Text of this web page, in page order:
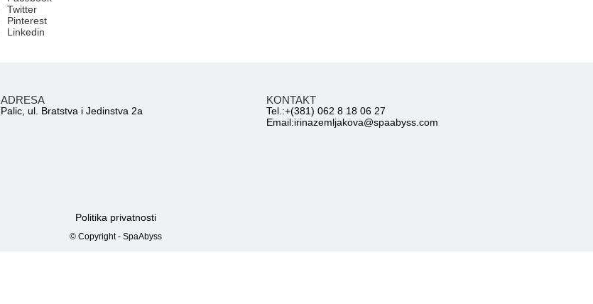
Twitter
Pinterest
Linkedin
ADRESA
Palic, ul. Bratstva i Jedinstva 2a
KONTAKT
Tel.:+(381) 062 8 18 06 27
Email:irinazemljakova@spaabyss.com
Politika privatnosti
© Copyright - SpaAbyss